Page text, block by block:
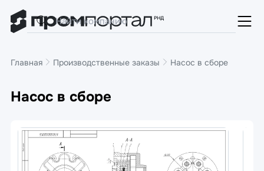
Главная Производственные заказы Насос в сборе
Насос в сборе